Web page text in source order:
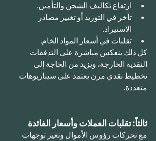
ارتفاع تكاليف الشحن والتأمين.
تأخر في التوريد أو تغيير مصادر
الاستيراد.
تقلبات في أسعار المواد الخام.
كل ذلك ينعكس مباشرة على التدفقات
النقدية الخارجة، ويزيد من الحاجة إلى
تخطيط نقدي مرن يعتمد على سيناريوهات
متعددة.
ثالثاً: تقلبات العملات وأسعار الفائدة
مع تحركات رؤوس الأموال وتغير توجهات